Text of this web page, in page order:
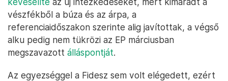
vészfékből a búza és az árpa, a
referenciaidőszakon szerinte alig javítottak, a végső
alku pedig nem tükrözi az EP márciusban
megszavazott álláspontját.
Az egyezséggel a Fidesz sem volt elégedett, ezért